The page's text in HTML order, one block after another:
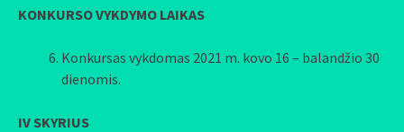
KONKURSO VYKDYMO LAIKAS
Konkursas vykdomas 2021 m. kovo 16 – balandžio 30
dienomis.
IV SKYRIUS